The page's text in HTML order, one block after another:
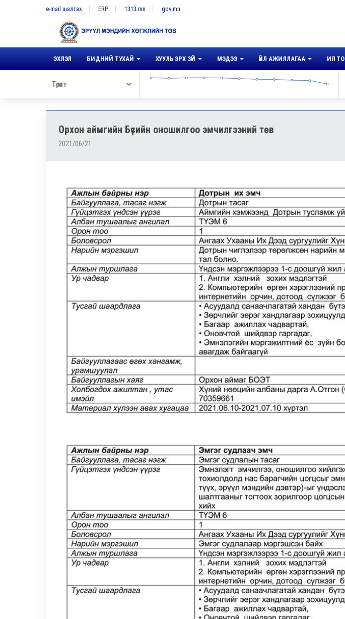
e-mail шалгах ERP 1313.mn gov.mn
ЭХЛЭЛ БИДНИЙ ТУХАЙ ХУУЛЬ ЭРХ ЗҮЙ МЭДЭЭ ҮЙЛ АЖИЛЛАГАА ИЛ
Орхон аймгийн Бүсийн оношилгоо эмчилгээний төв
2021/06/21